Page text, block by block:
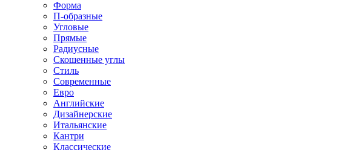
Форма
П-образные
Угловые
Прямые
Радиусные
Скошенные углы
Стиль
Современные
Евро
Английские
Дизайнерские
Итальянские
Кантри
Классические